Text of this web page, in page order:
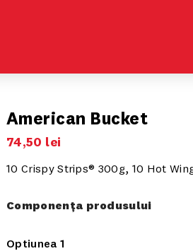
American Bucket
74,50 lei
10 Crispy Strips® 300g, 10 Hot
Componența produsului
Optiunea 1